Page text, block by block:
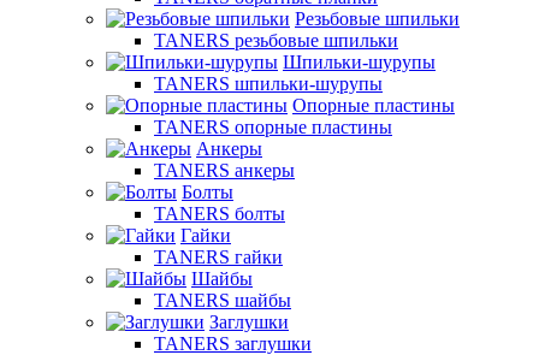
Резьбовые шпильки
TANERS резьбовые шпильки
Шпильки-шурупы
TANERS шпильки-шурупы
Опорные пластины
TANERS опорные пластины
Анкеры
TANERS анкеры
Болты
TANERS болты
Гайки
TANERS гайки
Шайбы
TANERS шайбы
Заглушки
TANERS заглушки